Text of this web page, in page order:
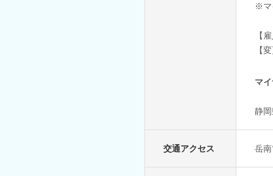
※マ
【
【
マ
静
交通アクセス 岳